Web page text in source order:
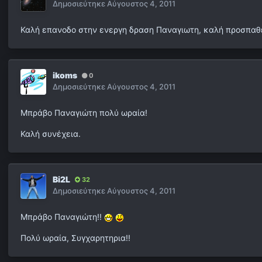
ΔημοσιεύτηκεΑύγουστος 4, 2011
Καλή επανοδο στην ενεργη δραση Παναγιωτη, καλή
ikoms 0
ΔημοσιεύτηκεΑύγουστος 4, 2011
Μπράβο Παναγιώτη πολύ ωραία!
Καλή συνέχεια.
Bi2L 32
ΔημοσιεύτηκεΑύγουστος 4, 2011
Μπράβο Παναγιώτη!!
Πολύ ωραία, Συγχαρητηρια!!